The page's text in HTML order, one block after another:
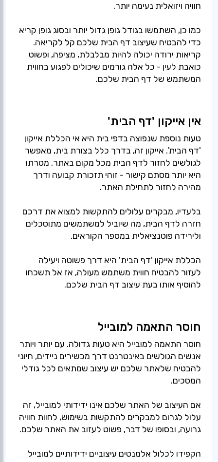
חוויה ויזואלית נעימה יותר.
כמו כן, השתמשו בגודל גופן גדול יותר ובסוג גופן קריא
כדי להבטיח שעיצוב דף הבית שלכם קל לקריאה.
קריאות ירודה יכולה להיות מבלבלת, מציפה, ופשוט
כואבת לעין - כל אלה גורמים שיכולים לפגוע בחווית
המשתמש של דף הבית שלכם.
אין אייקון 'דף הבית'
טעות נוספת שנפוצה בדפי בית היא אי הכללת אייקון
'דף הבית'. אייקון זה, בדרך כלל בצורת בית, מאפשר
לגולשים לחזור לדף הבית מכל מקום באתר. מטרתו
היא יותר מסתם קישור - זוהי תזכורת קבועה ודרך
מהירה לחזור לתחילת האתר.
בלעדיו, מבקרים עלולים להתקשות למצוא את דרכם
חזרה לדף הבית, מה שיוביל למשתמשים מתוסכלים
ולירידה פוטנציאלית במספר הקוראים.
הכללת אייקון 'דף הבית' היא דרך פשוטה ויעילה
לעזור להבטיח חווית משתמש מעולה, אז אל תשכחו
להוסיף אותו בעת עיצוב דף הבית שלכם.
חוסר התאמה למובייל
חוסר התאמה למובייל היא טעות גדולה. עם יותר ויותר
אנשים הגולשים באינטרנט דרך מכשירים ניידים, חיוני
להבטיח שלאתר שלכם יש עיצוב שמתאים לכל גודלי
המסכים.
אם העיצוב של האתר שלכם אינו ידידותי למובייל, זה
עלול לגרום למבקרים להתקשות בשימוש, לחוות חוויה
גרועה, ובסופו של דבר, פשוט לעזוב את האתר שלכם.
הקפידו לכלול אלמנטים עיצוביים ידידותיים למובייל